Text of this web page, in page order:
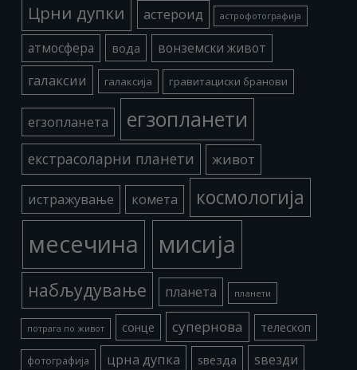
Црни дупки астероид астрофотографија
атмосфера вода вонземски живот
галаксии галаксија гравитациски бранови
егзопланета егзопланети
екстрасоларни планети живот
истражување комета космологија
месечина мисија
набљудување планета планети
потрага по живот сонце супернова телескоп
фотографија црна дупка ѕвезда ѕвезди